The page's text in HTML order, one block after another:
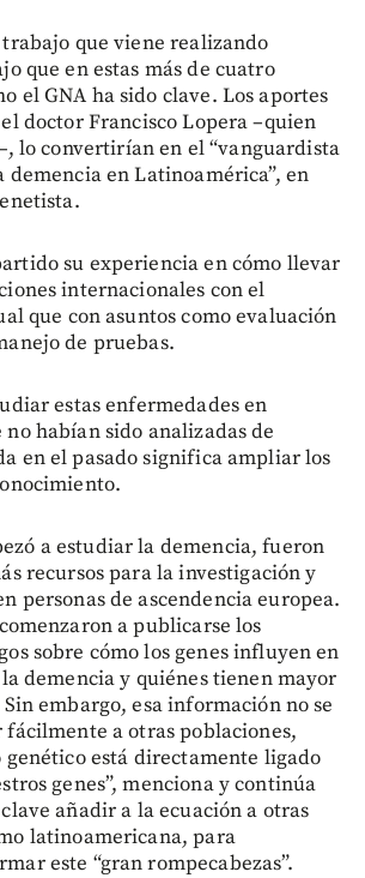
que viene realizando
que en estas más de cuatro
el GNA ha sido clave. Los aportes
doctor Francisco Lopera –quien
lo convertirían en el “vanguardista
demencia en Latinoamérica”, en
su experiencia en cómo llevar
internacionales con el
que con asuntos como evaluación
de pruebas.
estas enfermedades en
habían sido analizadas de
en el pasado significa ampliar los
a estudiar la demencia, fueron
recursos para la investigación y
personas de ascendencia europea.
a publicarse los
sobre cómo los genes influyen en
demencia y quiénes tienen mayor
embargo, esa información no se
a otras poblaciones,
genético está directamente ligado
genes”, menciona y continúa
añadir a la ecuación a otras
latinoamericana, para
este “gran rompecabezas”.